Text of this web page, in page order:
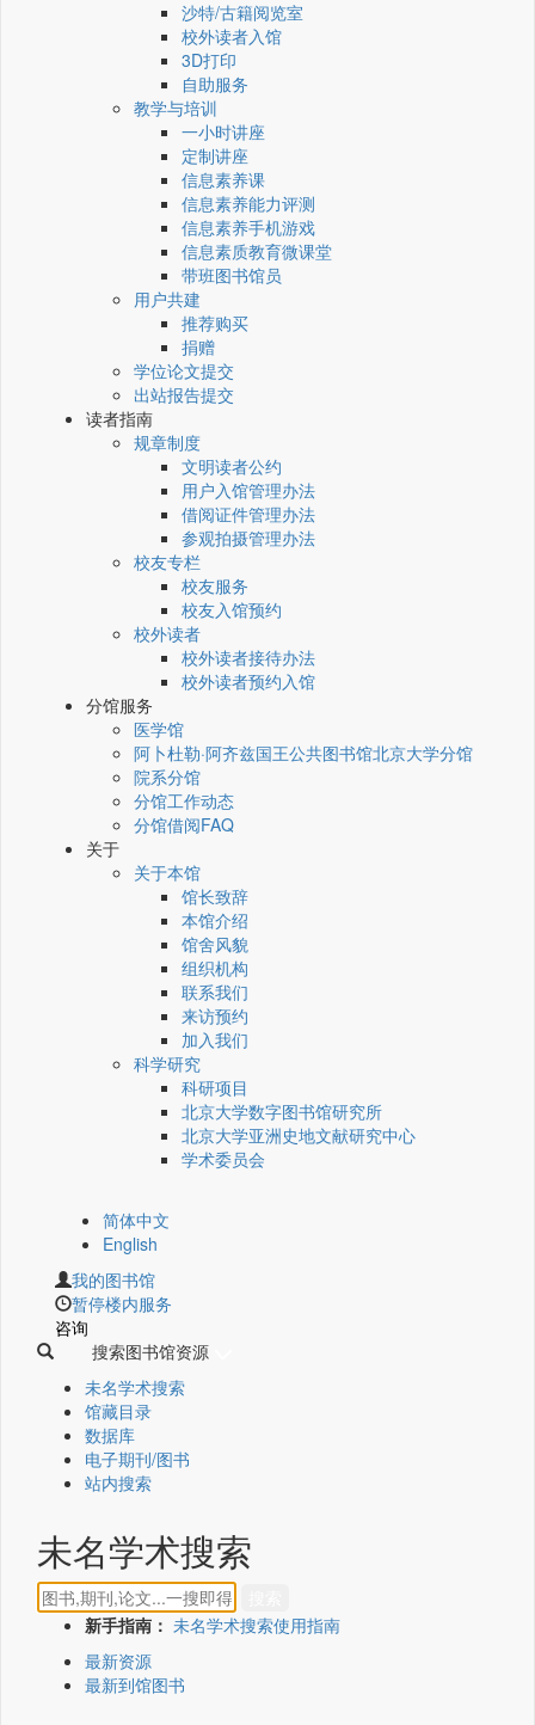
沙特/古籍阅览室
校外读者入馆
3D打印
自助服务
教学与培训
一小时讲座
定制讲座
信息素养课
信息素养能力评测
信息素养手机游戏
信息素质教育微课堂
带班图书馆员
用户共建
推荐购买
捐赠
学位论文提交
出站报告提交
读者指南
规章制度
文明读者公约
用户入馆管理办法
借阅证件管理办法
参观拍摄管理办法
校友专栏
校友服务
校友入馆预约
校外读者
校外读者接待办法
校外读者预约入馆
分馆服务
医学馆
阿卜杜勒·阿齐兹国王公共图书馆北京大学分馆
院系分馆
分馆工作动态
分馆借阅FAQ
关于
关于本馆
馆长致辞
本馆介绍
馆舍风貌
组织机构
联系我们
来访预约
加入我们
科学研究
科研项目
北京大学数字图书馆研究所
北京大学亚洲史地文献研究中心
学术委员会
简体中文
English
我的图书馆
暂停楼内服务
咨询
搜索图书馆资源
未名学术搜索
馆藏目录
数据库
电子期刊/图书
站内搜索
未名学术搜索
新手指南： 未名学术搜索使用指南
最新资源
最新到馆图书